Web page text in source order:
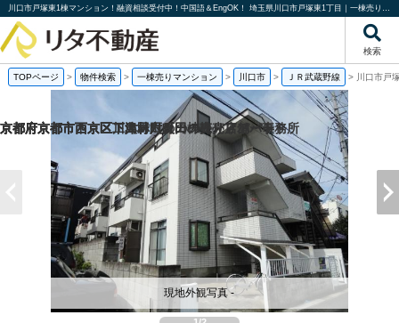
川口市戸塚東1棟マンション！融資相談受付中！中国語＆EngOK！ 埼玉県川口市戸塚東1丁目｜一棟売りマンション｜投資物件や収益物件｜株式会社リタ不動産
検索
TOPページ > 物件検索 > 一棟売りマンション > 川口市 > ＪＲ武蔵野線 > 川口市戸
現地外観写真 -
京都府京都市西京区下津林六反田の売り店舗・事務所
京都府京都市西京区川島野田町の一棟売りアパート
京都府京都市西京区下津林六反田の
京都府京都市下京区二人司町の一棟売りアパート